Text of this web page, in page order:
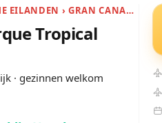
CANARISCHE EILANDEN › GRAN CANARIA › PLAYA DEL INGLÉS
Tropical
· gezinnen welkom